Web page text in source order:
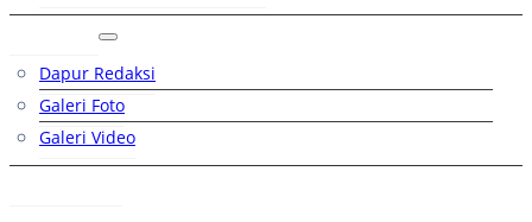
Dapur Redaksi
Galeri Foto
Galeri Video